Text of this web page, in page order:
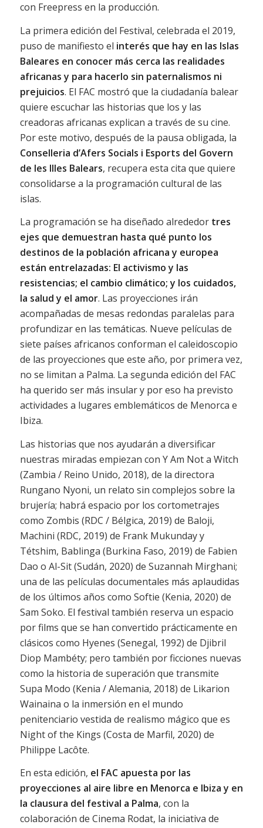
con Freepress en la producción.
La primera edición del Festival, celebrada el 2019,
puso de manifiesto el interés que hay en las Islas
Baleares en conocer más cerca las realidades
africanas y para hacerlo sin paternalismos ni
prejuicios. El FAC mostró que la ciudadanía balear
quiere escuchar las historias que los y las
creadoras africanas explican a través de su cine.
Por este motivo, después de la pausa obligada, la
Conselleria d’Afers Socials i Esports del Govern
de les Illes Balears, recupera esta cita que quiere
consolidarse a la programación cultural de las
islas.
La programación se ha diseñado alrededortres
ejes que demuestran hasta qué punto los
destinos de la población africana y europea
están entrelazadas: El activismo y las
resistencias; el cambio climático; y los cuidados,
la salud y el amor. Las proyecciones irán
acompañadas de mesas redondas paralelas para
profundizar en las temáticas. Nueve películas de
siete países africanos conforman el caleidoscopio
de las proyecciones que este año, por primera vez,
no se limitan a Palma. La segunda edición del FAC
ha querido ser más insular y por eso ha previsto
actividades a lugares emblemáticos de Menorca e
Ibiza.
Las historias que nos ayudarán a diversificar
nuestras miradas empiezan con Y Am Not a Witch
(Zambia / Reino Unido, 2018), de la directora
Rungano Nyoni, un relato sin complejos sobre la
brujería; habrá espacio por los cortometrajes
como Zombis (RDC / Bélgica, 2019) de Baloji,
Machini (RDC, 2019) de Frank Mukunday y
Tétshim, Bablinga (Burkina Faso, 2019) de Fabien
Dao o Al-Sit (Sudán, 2020) de Suzannah Mirghani;
una de las películas documentales más aplaudidas
de los últimos años como Softie (Kenia, 2020) de
Sam Soko. El festival también reserva un espacio
por films que se han convertido prácticamente en
clásicos como Hyenes (Senegal, 1992) de Djibril
Diop Mambéty; pero también por ficciones nuevas
como la historia de superación que transmite
Supa Modo (Kenia / Alemania, 2018) de Likarion
Wainaina o la inmersión en el mundo
penitenciario vestida de realismo mágico que es
Night of the Kings (Costa de Marfil, 2020) de
Philippe Lacôte.
En esta edición, el FAC apuesta por las
proyecciones al aire libre en Menorca e Ibiza y en
la clausura del festival a Palma, con la
colaboración de Cinema Rodat, la iniciativa de